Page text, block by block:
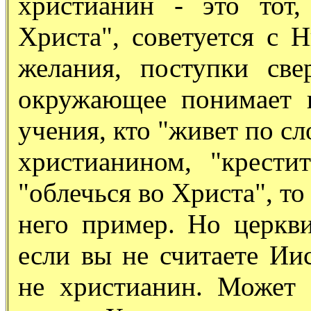
Христа", советуется с
желания, поступки
окружающее
учения, кто "живет по
христианином,
"облечься во Христа",
него пример. Но
если вы не считаете
не христианин.